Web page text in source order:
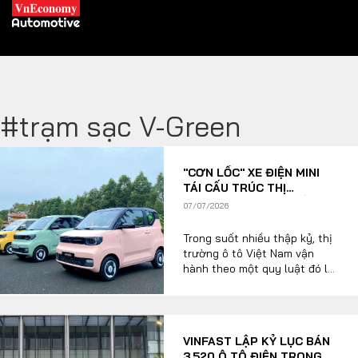
Tiêu điểm
XE XANH
Xe khác
Hybrid
Xe điện
THỊ TRƯỜNG XE
Chính sách
Thương hiệu
#trạm sạc V-Green
"CƠN LỐC" XE ĐIỆN MINI
TÁI CẤU TRÚC THỊ
TRƯỜNG Ô TÔ GIÁ RẺ VIỆT
07/07/2026
Trong suốt nhiều thập kỷ, thị
trường ô tô Việt Nam vận
hành theo một quy luật đó là
mức giá dao động từ 350 đến
VINFAST LẬP KỶ LỤC BÁN